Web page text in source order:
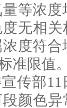
等浓
无相
度符
准限值
部11
颜色